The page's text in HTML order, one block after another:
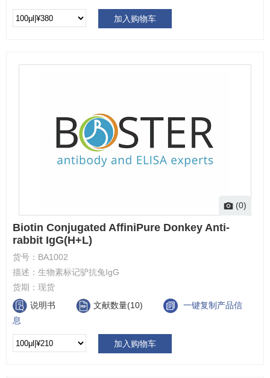
加入购物车
(0)
Biotin Conjugated AffiniPure Donkey Anti-
rabbit IgG(H+L)
货号： BA1002
描述： 生物素标记驴抗兔IgG
货期： 现货
说明书
文献数量(10)
一键复制产品信
息
加入购物车